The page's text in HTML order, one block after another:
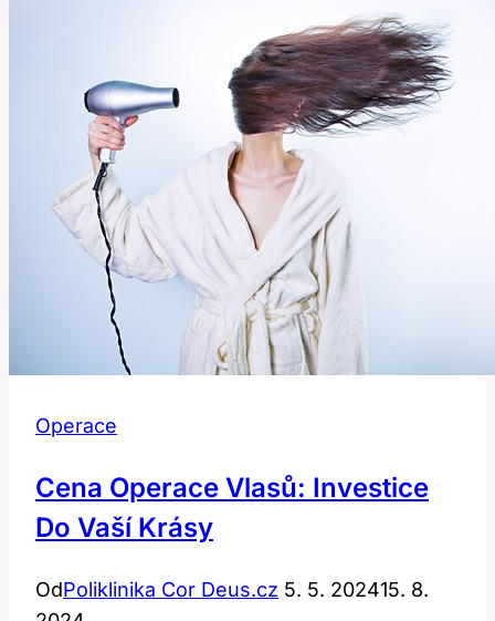
Operace
Cena Operace Vlasů: Investice
Do Vaší Krásy
OdPoliklinika Cor Deus.cz 5. 5. 202415. 8.